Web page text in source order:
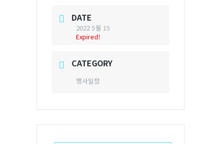
DATE
2022 5월 15
Expired!
CATEGORY
행사일정